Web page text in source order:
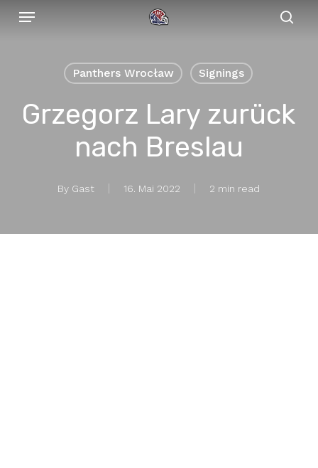
SkipMenu
Panthers Wrocław Signings
Grzegorz Lary zurück
nach Breslau
By Gast 16. Mai 2022 2 min read